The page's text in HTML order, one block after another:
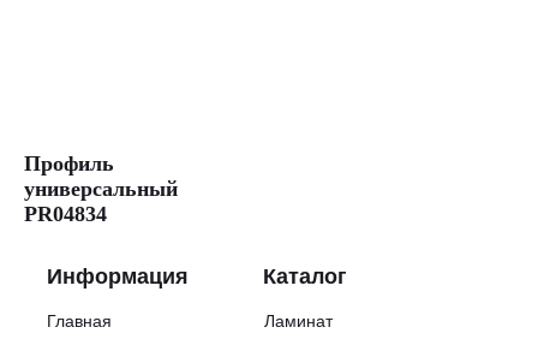
Профиль
универсальный
PR04834
Информация Каталог
Главная
Ламинат